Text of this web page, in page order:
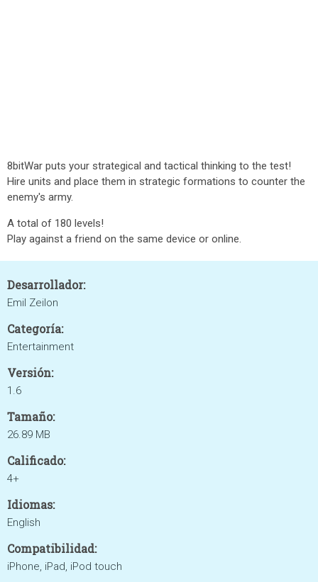
8bitWar puts your strategical and tactical thinking to the test!
Hire units and place them in strategic formations to counter the
enemy's army.
A total of 180 levels!
Play against a friend on the same device or online.
Desarrollador:
Emil Zeilon
Categoría:
Entertainment
Versión:
1.6
Tamaño:
26.89 MB
Calificado:
4+
Idiomas:
English
Compatibilidad:
iPhone, iPad, iPod touch